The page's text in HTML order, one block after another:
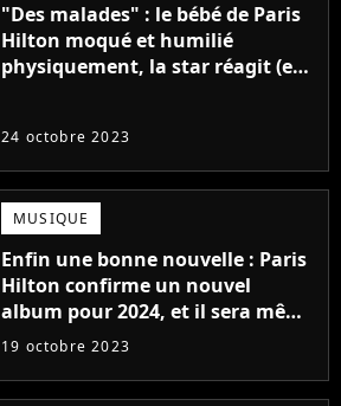
"Des malades" : le bébé de Paris
Hilton moqué et humilié
physiquement, la star réagit (et
24 octobre 2023
MUSIQUE
Enfin une bonne nouvelle : Paris
Hilton confirme un nouvel
album pour 2024, et il sera même
produit par Sia !
19 octobre 2023